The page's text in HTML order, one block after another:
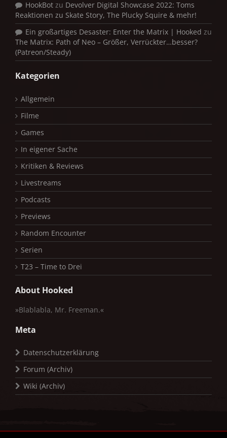
HookBot zu Devolver Digital Showcase 2022: Toms
Reaktionen zu Skate Story, The Plucky Squire & mehr!
Ein großartiges Desaster: Enter the Matrix | Hooked zu
The Matrix: Path of Neo – Größer, Verrückter…besser?
(Patreon/Steady)
Kategorien
Allgemein
Filme
Games
In eigener Sache
Kritiken & Reviews
Livestreams
Podcasts
Previews
Random Encounter
Serien
T23 – Time to Drei
About Hooked
»Blablabla, Mr. Freeman.«
Meta
Datenschutzerklärung
Forum (Archiv)
Wiki (Archiv)